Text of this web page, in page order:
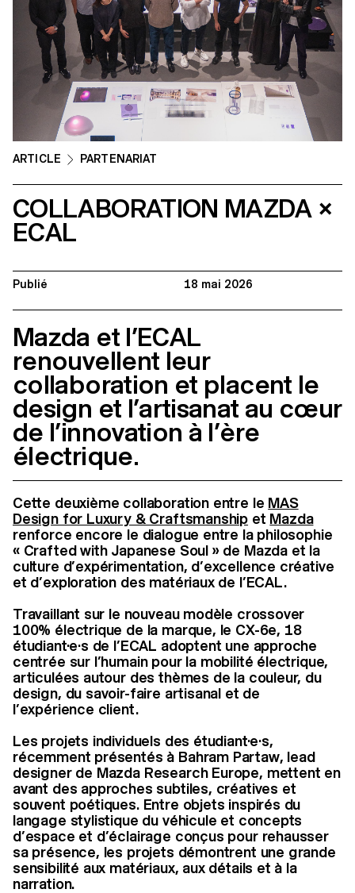
ARTICLE PARTENARIAT
COLLABORATION MAZDA ×
ECAL
Publié 18 mai 2026
Mazda et l’ECAL
renouvellent leur
collaboration et placent le
design et l’artisanat au cœur
de l’innovation à l’ère
électrique.
Cette deuxième collaboration entre le MAS
Design for Luxury & Craftsmanship et Mazda
renforce encore le dialogue entre la philosophie
« Crafted with Japanese Soul » de Mazda et la
culture d’expérimentation, d’excellence créative
et d’exploration des matériaux de l’ECAL.
Travaillant sur le nouveau modèle crossover
100% électrique de la marque, le CX-6e, 18
étudiant·e·s de l’ECAL adoptent une approche
centrée sur l’humain pour la mobilité électrique,
articulées autour des thèmes de la couleur, du
design, du savoir-faire artisanal et de
l’expérience client.
Les projets individuels des étudiant·e·s,
récemment présentés à Bahram Partaw, lead
designer de Mazda Research Europe, mettent en
avant des approches subtiles, créatives et
souvent poétiques. Entre objets inspirés du
langage stylistique du véhicule et concepts
d’espace et d’éclairage conçus pour rehausser
sa présence, les projets démontrent une grande
sensibilité aux matériaux, aux détails et à la
narration.